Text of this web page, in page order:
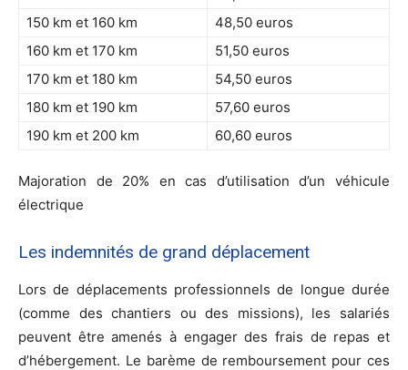
150 km et 160 km
48,50 euros
160 km et 170 km
51,50 euros
170 km et 180 km
54,50 euros
180 km et 190 km
57,60 euros
190 km et 200 km
60,60 euros
Majoration de 20% en cas d’utilisation d’un véhicule
électrique
Les indemnités de grand déplacement
Lors de déplacements professionnels de longue durée
(comme des chantiers ou des missions), les salariés
peuvent être amenés à engager des frais de repas et
d’hébergement. Le barème de remboursement pour ces